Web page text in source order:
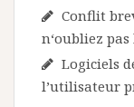
Conflit
n‘oubliez pas
Logiciels
l’utilisateur